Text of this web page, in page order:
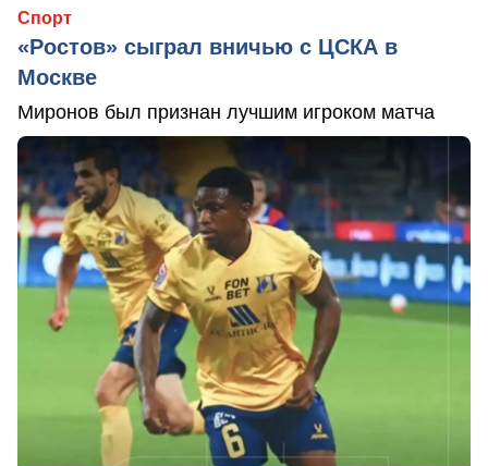
Спорт
«Ростов» сыграл вничью с ЦСКА в
Москве
Миронов был признан лучшим игроком матча